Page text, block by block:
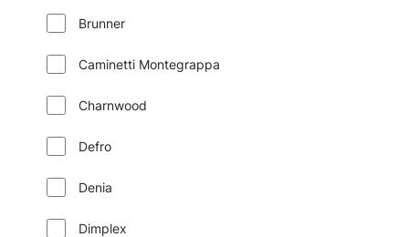
Brunner
Caminetti Montegrappa
Charnwood
Defro
Denia
Dimplex